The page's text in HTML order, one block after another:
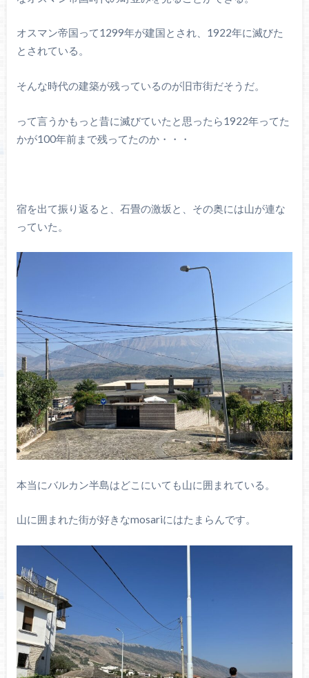
オスマン帝国って1299年が建国とされ、1922年に滅びた
とされている。
そんな時代の建築が残っているのが旧市街だそうだ。
って言うかもっと昔に滅びていたと思ったら1922年ってた
かが100年前まで残ってたのか・・・
宿を出て振り返ると、石畳の激坂と、その奥には山が連な
っていた。
本当にバルカン半島はどこにいても山に囲まれている。
山に囲まれた街が好きなmosariにはたまらんです。